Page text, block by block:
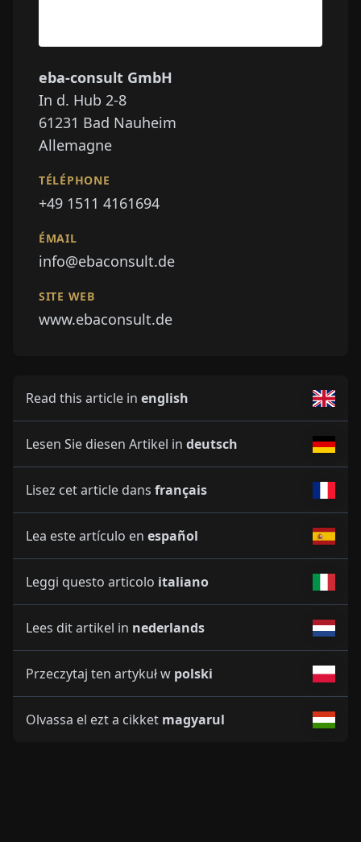
eba-consult GmbH
In d. Hub 2-8
61231 Bad Nauheim
Allemagne
TÉLÉPHONE
+49 1511 4161694
ÉMAIL
info@ebaconsult.de
SITE WEB
www.ebaconsult.de
Read this article in english
Lesen Sie diesen Artikel in deutsch
Lisez cet article dans français
Lea este artículo en español
Leggi questo articolo italiano
Lees dit artikel in nederlands
Przeczytaj ten artykuł w polski
Olvassa el ezt a cikket magyarul